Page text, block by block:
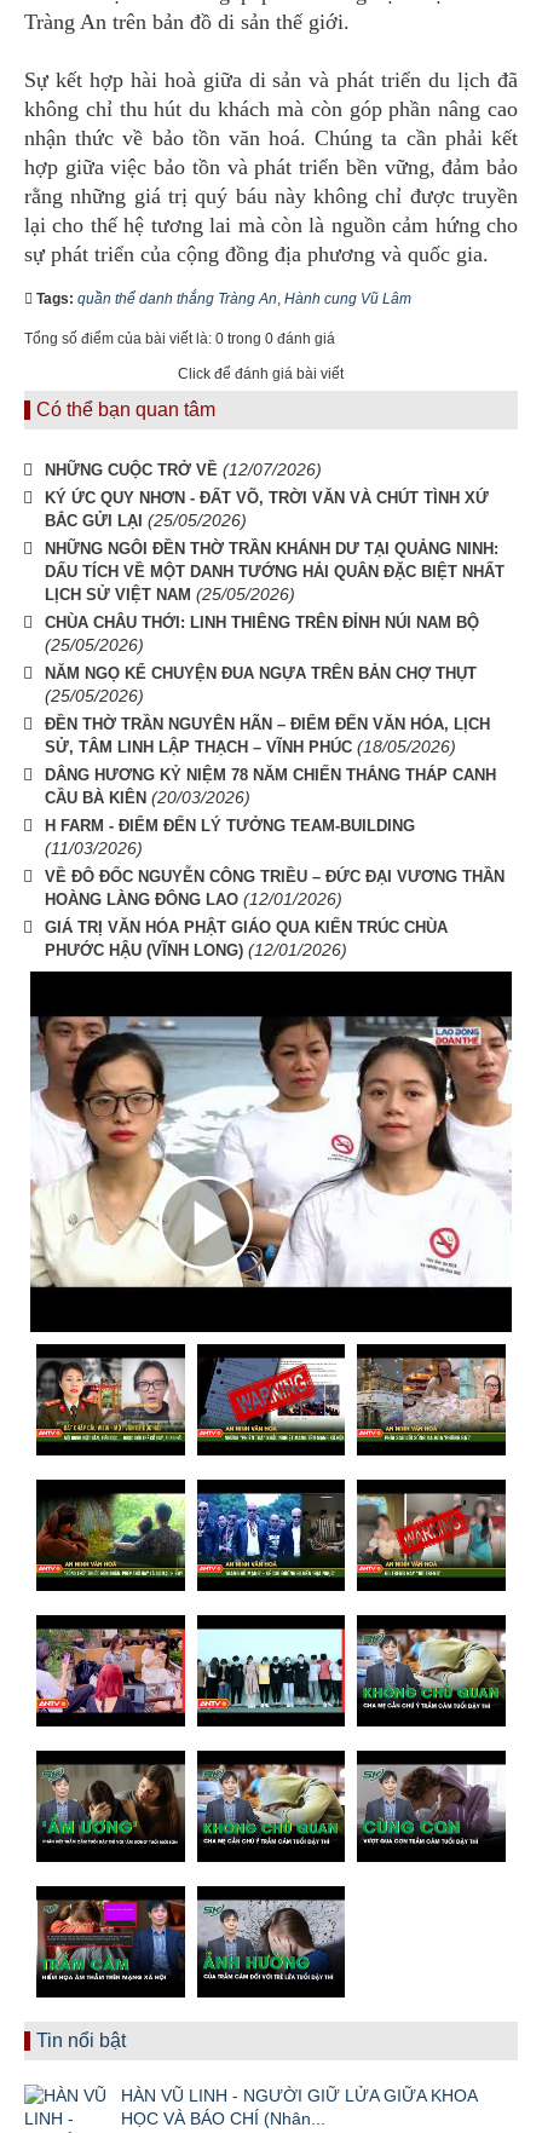
Tràng An trên bản đồ di sản thế giới.
Sự kết hợp hài hoà giữa di sản và phát triển du lịch đã
không chỉ thu hút du khách mà còn góp phần nâng cao
nhận thức về bảo tồn văn hoá. Chúng ta cần phải kết
hợp giữa việc bảo tồn và phát triển bền vững, đảm bảo
rằng những giá trị quý báu này không chỉ được truyền
lại cho thế hệ tương lai mà còn là nguồn cảm hứng cho
sự phát triển của cộng đồng địa phương và quốc gia.
Tags: quần thể danh thắng Tràng An Hành cung Vũ Lâm
Tổng số điểm của bài viết là: 0 trong 0 đánh giá
Click để đánh giá bài viết
Có thể bạn quan tâm
NHỮNG CUỘC TRỞ VỀ (12/07/2026)
KÝ ỨC QUY NHƠN - ĐẤT VÕ, TRỜI VĂN VÀ CHÚT TÌNH XỨ
BẮC GỬI LẠI (25/05/2026)
NHỮNG NGÔI ĐỀN THỜ TRẦN KHÁNH DƯ TẠI QUẢNG NINH:
DẤU TÍCH VỀ MỘT DANH TƯỚNG HẢI QUÂN ĐẶC BIỆT NHẤT
LỊCH SỬ VIỆT NAM (25/05/2026)
CHÙA CHÂU THỚI: LINH THIÊNG TRÊN ĐỈNH NÚI NAM BỘ
(25/05/2026)
NĂM NGỌ KỂ CHUYỆN ĐUA NGỰA TRÊN BẢN CHỢ THỤT
(25/05/2026)
ĐỀN THỜ TRẦN NGUYÊN HÃN – ĐIỂM ĐẾN VĂN HÓA, LỊCH
SỬ, TÂM LINH LẬP THẠCH – VĨNH PHÚC (18/05/2026)
DÂNG HƯƠNG KỶ NIỆM 78 NĂM CHIẾN THẮNG THÁP CANH
CẦU BÀ KIÊN (20/03/2026)
H FARM - ĐIỂM ĐẾN LÝ TƯỞNG TEAM-BUILDING
(11/03/2026)
VỀ ĐÔ ĐỐC NGUYỄN CÔNG TRIỀU – ĐỨC ĐẠI VƯƠNG THẦN
HOÀNG LÀNG ĐÔNG LAO (12/01/2026)
GIÁ TRỊ VĂN HÓA PHẬT GIÁO QUA KIẾN TRÚC CHÙA
PHƯỚC HẬU (VĨNH LONG) (12/01/2026)
Tin nổi bật
HÀN VŨ LINH - NGƯỜI GIỮ LỬA GIỮA KHOA
HỌC VÀ BÁO CHÍ (Nhân...